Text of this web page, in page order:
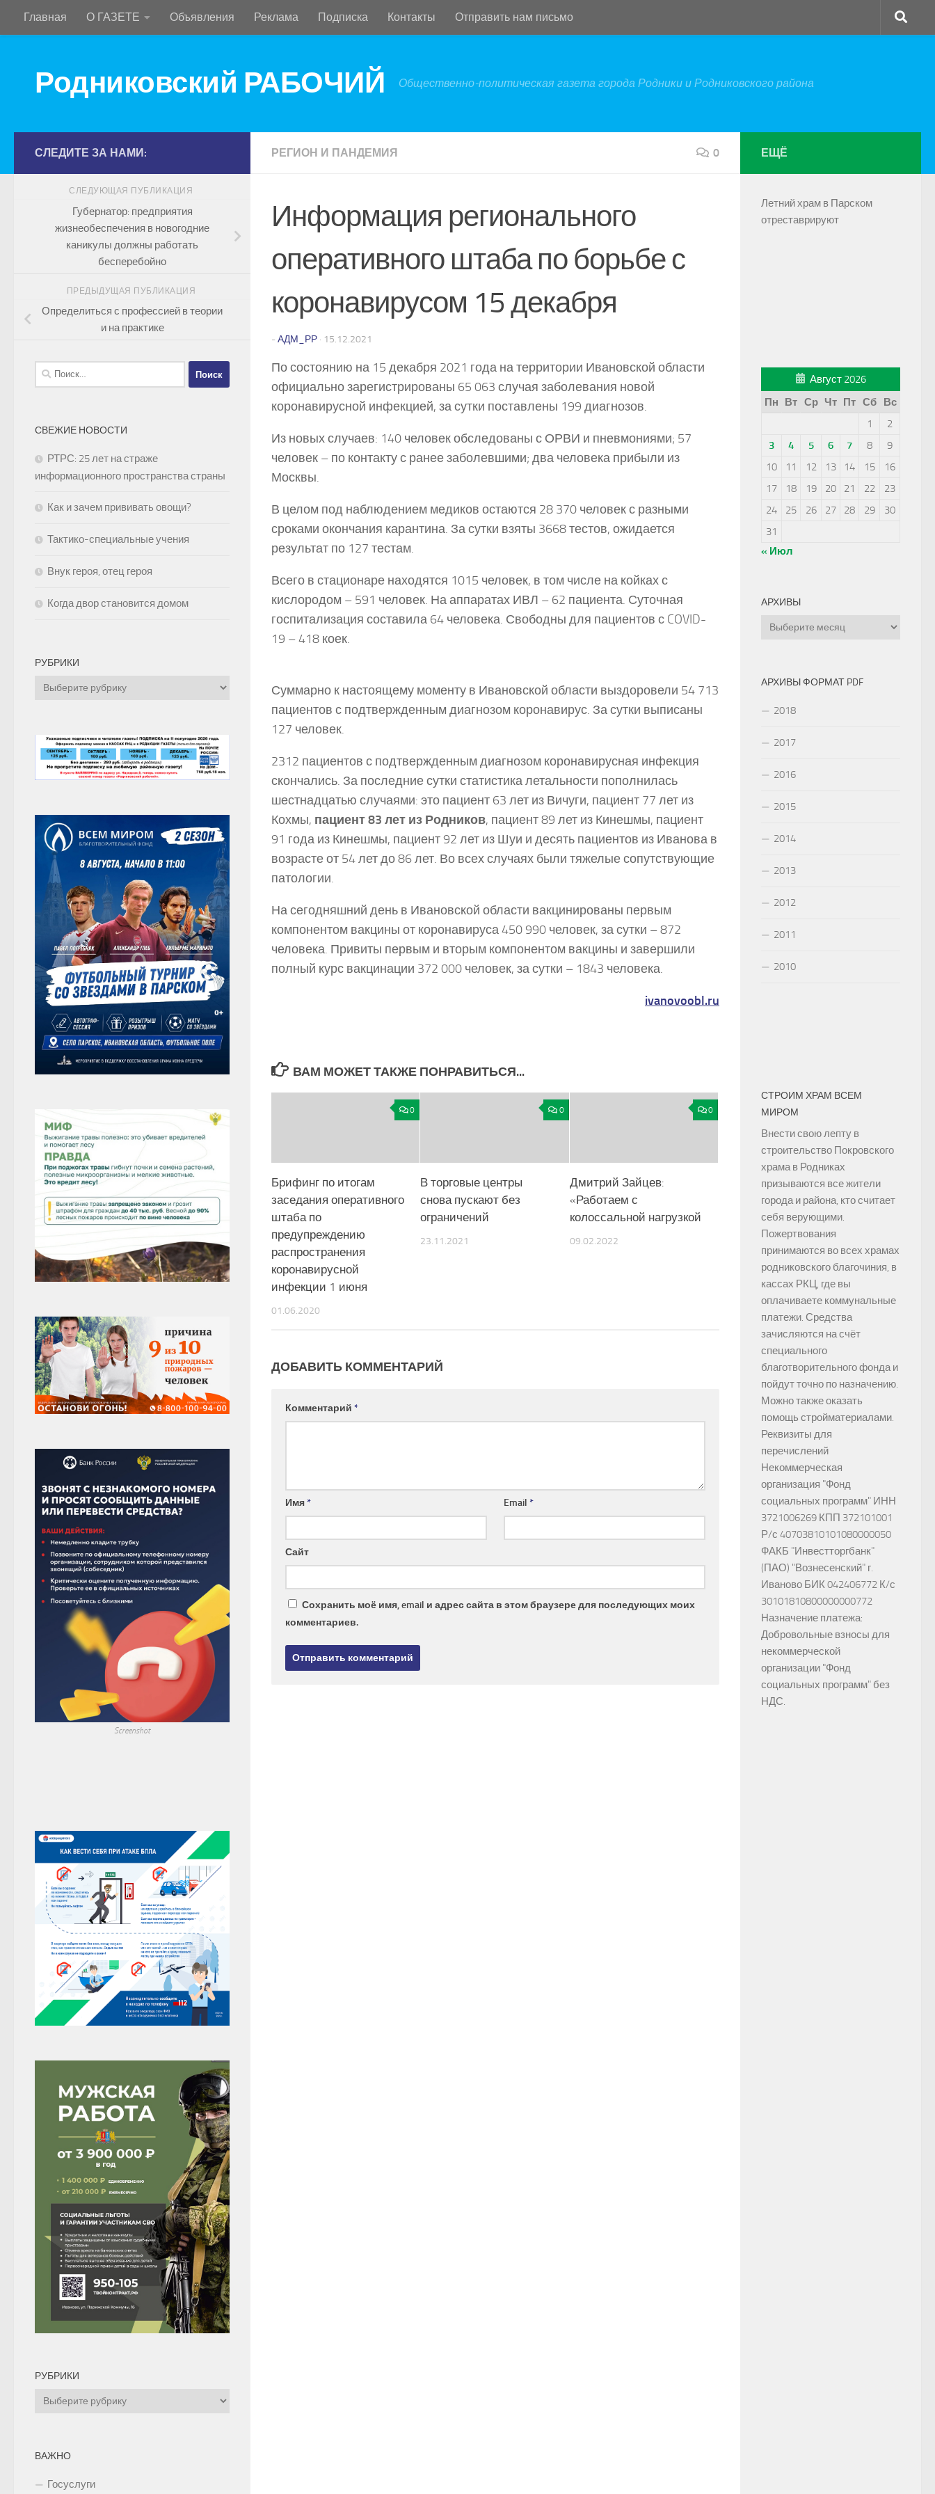
Перейти к содержимому
Главная О ГАЗЕТЕ Объявления Реклама Подписка Контакты Отправить нам письмо
Родниковский РАБОЧИЙ Общественно-политическая газета города Родники и Родниковского района
РЕГИОН И ПАНДЕМИЯ 0
Информация регионального
оперативного штаба по борьбе с
коронавирусом 15 декабря
- АДМ_РР · 15.12.2021
По состоянию на 15 декабря 2021 года на территории Ивановской области
официально зарегистрированы 65 063 случая заболевания новой
коронавирусной инфекцией, за сутки поставлены 199 диагнозов.
Из новых случаев: 140 человек обследованы с ОРВИ и пневмониями; 57
человек – по контакту с ранее заболевшими; два человека прибыли из
Москвы.
В целом под наблюдением медиков остаются 28 370 человек с разными
сроками окончания карантина. За сутки взяты 3668 тестов, ожидается
результат по 127 тестам.
Всего в стационаре находятся 1015 человек, в том числе на койках с
кислородом – 591 человек. На аппаратах ИВЛ – 62 пациента. Суточная
госпитализация составила 64 человека. Свободны для пациентов с COVID-
19 – 418 коек.
Суммарно к настоящему моменту в Ивановской области выздоровели 54 713
пациентов с подтвержденным диагнозом коронавирус. За сутки выписаны
127 человек.
2312 пациентов с подтвержденным диагнозом коронавирусная инфекция
скончались. За последние сутки статистика летальности пополнилась
шестнадцатью случаями: это пациент 63 лет из Вичуги, пациент 77 лет из
Кохмы, пациент 83 лет из Родников, пациент 89 лет из Кинешмы, пациент
91 года из Кинешмы, пациент 92 лет из Шуи и десять пациентов из Иванова в
возрасте от 54 лет до 86 лет. Во всех случаях были тяжелые сопутствующие
патологии.
На сегодняшний день в Ивановской области вакцинированы первым
компонентом вакцины от коронавируса 450 990 человек, за сутки – 872
человека. Привиты первым и вторым компонентом вакцины и завершили
полный курс вакцинации 372 000 человек, за сутки – 1843 человека.
ivanovoobl.ru
ВАМ МОЖЕТ ТАКЖЕ ПОНРАВИТЬСЯ...
0
Брифинг по итогам
заседания оперативного
штаба по
предупреждению
распространения
коронавирусной
инфекции 1 июня
01.06.2020
0
В торговые центры
снова пускают без
ограничений
23.11.2021
0
Дмитрий Зайцев:
«Работаем с
колоссальной нагрузкой
09.02.2022
ДОБАВИТЬ КОММЕНТАРИЙ
Комментарий *
Имя* Email*
Сайт
Сохранить моё имя, email и адрес сайта в этом браузере для последующих моих
комментариев.
СЛЕДИТЕ ЗА НАМИ:
СЛЕДУЮЩАЯ ПУБЛИКАЦИЯ
Губернатор: предприятия
жизнеобеспечения в новогодние
каникулы должны работать
бесперебойно
ПРЕДЫДУЩАЯ ПУБЛИКАЦИЯ
Определиться с профессией в теории
и на практике
Найти:
СВЕЖИЕ НОВОСТИ
РТРС: 25 лет на страже
информационного пространства страны
Как и зачем прививать овощи?
Тактико-специальные учения
Внук героя, отец героя
Когда двор становится домом
РУБРИКИ
Рубрики
Screenshot
РУБРИКИ
Рубрики
ВАЖНО
Госуслуги
ЕЩЁ
Летний храм в Парском
отреставрируют
Август 2026
Пн
Вт Ср Чт Пт Сб
Вс
1
2
3
4 5 6 7 8
9
10
11 12 13 14 15
16
17
18 19 20 21 22
23
24
25 26 27 28 29
30
31
« Июл
АРХИВЫ
Архивы
АРХИВЫ ФОРМАТ PDF
2018
2017
2016
2015
2014
2013
2012
2011
2010
СТРОИМ ХРАМ ВСЕМ
МИРОМ
Внести свою лепту в
строительство Покровского
храма в Родниках
призываются все жители
города и района, кто считает
себя верующими.
Пожертвования
принимаются во всех храмах
родниковского благочиния, в
кассах РКЦ, где вы
оплачиваете коммунальные
платежи. Средства
зачисляются на счёт
специального
благотворительного фонда и
пойдут точно по назначению.
Можно также оказать
помощь стройматериалами.
Реквизиты для
перечислений
Некоммерческая
организация "Фонд
социальных программ" ИНН
3721006269 КПП 372101001
Р/с 40703810101080000050
ФАКБ "Инвестторгбанк"
(ПАО) "Вознесенский" г.
Иваново БИК 042406772 К/с
30101810800000000772
Назначение платежа:
Добровольные взносы для
некоммерческой
организации "Фонд
социальных программ" без
НДС.